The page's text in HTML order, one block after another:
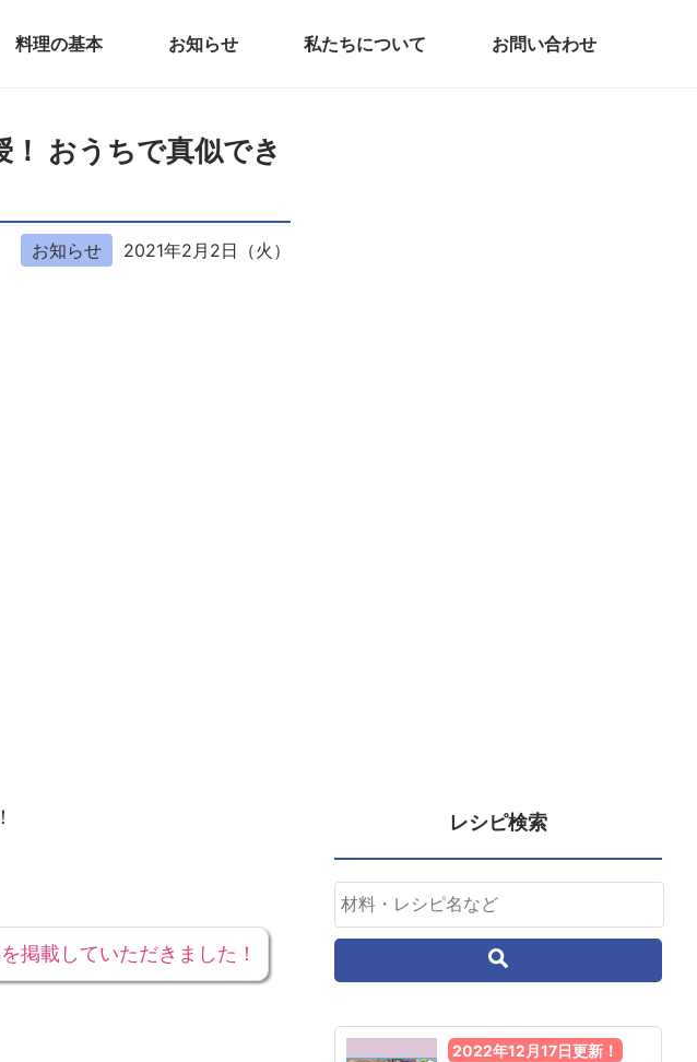
料理の基本 お知らせ 私たちについて お問い合わせ
おうちで真似でき
お知らせ 2021年2月2日（火）
掲載していただきました！
レシピ検索
2022年12月17日更新！